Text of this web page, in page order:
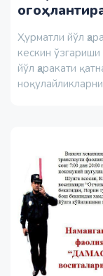
Ҳурматли йўл
кескин
йўл ҳаракати